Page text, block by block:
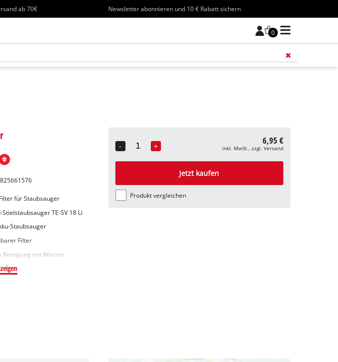
ab 70€ Newsletter abonnieren und 10 € Rabatt sichern
0
für Staubsauger
TE-SV 18 Li
Staubsauger
Filter
Reinigung mit Wasser
-
Quantity
+ 6,95 €
inkl. MwSt., zzgl. Versand
Jetzt kaufen
Produkt vergleichen